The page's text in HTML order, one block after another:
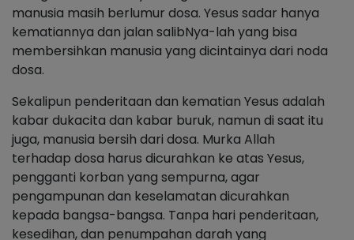
manusia masih berlumur dosa. Yesus sadar hanya
kematiannya dan jalan salibNya-lah yang bisa
membersihkan manusia yang dicintainya dari noda
dosa.
Sekalipun penderitaan dan kematian Yesus adalah
kabar dukacita dan kabar buruk, namun di saat itu
juga, manusia bersih dari dosa. Murka Allah
terhadap dosa harus dicurahkan ke atas Yesus,
pengganti korban yang sempurna, agar
pengampunan dan keselamatan dicurahkan
kepada bangsa-bangsa. Tanpa hari penderitaan,
kesedihan, dan penumpahan darah yang